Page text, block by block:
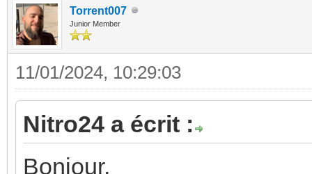
Torrent007
Junior Member
11/01/2024, 10:29:03
Nitro24 a écrit :
Bonjour,